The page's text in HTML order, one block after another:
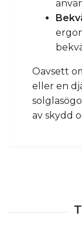
Oavsett
eller en
av skydd